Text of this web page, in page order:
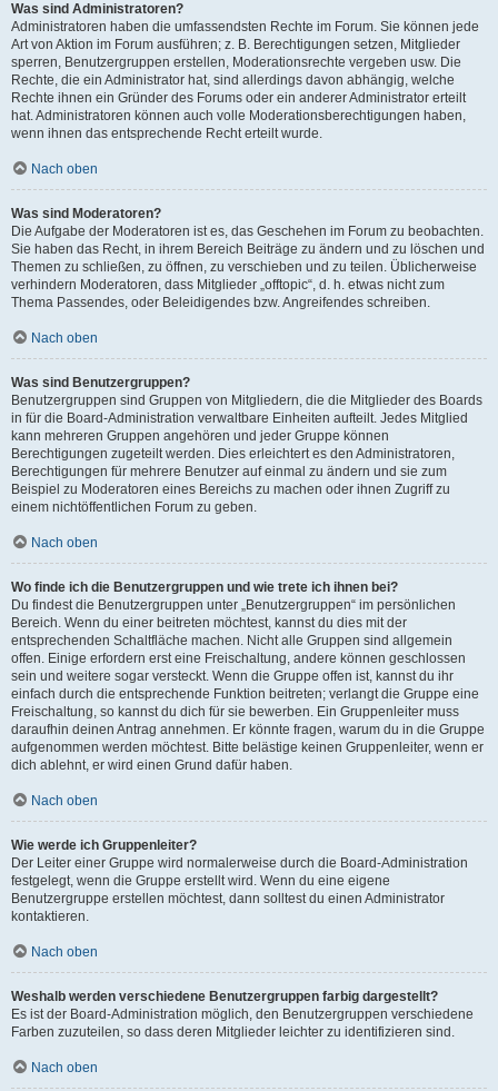
Was sind Administratoren?
Administratoren haben die umfassendsten Rechte im Forum. Sie können jede
Art von Aktion im Forum ausführen; z. B. Berechtigungen setzen, Mitglieder
sperren, Benutzergruppen erstellen, Moderationsrechte vergeben usw. Die
Rechte, die ein Administrator hat, sind allerdings davon abhängig, welche
Rechte ihnen ein Gründer des Forums oder ein anderer Administrator erteilt
hat. Administratoren können auch volle Moderationsberechtigungen haben,
wenn ihnen das entsprechende Recht erteilt wurde.
Nach oben
Was sind Moderatoren?
Die Aufgabe der Moderatoren ist es, das Geschehen im Forum zu beobachten.
Sie haben das Recht, in ihrem Bereich Beiträge zu ändern und zu löschen und
Themen zu schließen, zu öffnen, zu verschieben und zu teilen. Üblicherweise
verhindern Moderatoren, dass Mitglieder „offtopic“, d. h. etwas nicht zum
Thema Passendes, oder Beleidigendes bzw. Angreifendes schreiben.
Nach oben
Was sind Benutzergruppen?
Benutzergruppen sind Gruppen von Mitgliedern, die die Mitglieder des Boards
in für die Board-Administration verwaltbare Einheiten aufteilt. Jedes Mitglied
kann mehreren Gruppen angehören und jeder Gruppe können
Berechtigungen zugeteilt werden. Dies erleichtert es den Administratoren,
Berechtigungen für mehrere Benutzer auf einmal zu ändern und sie zum
Beispiel zu Moderatoren eines Bereichs zu machen oder ihnen Zugriff zu
einem nichtöffentlichen Forum zu geben.
Nach oben
Wo finde ich die Benutzergruppen und wie trete ich ihnen bei?
Du findest die Benutzergruppen unter „Benutzergruppen“ im persönlichen
Bereich. Wenn du einer beitreten möchtest, kannst du dies mit der
entsprechenden Schaltfläche machen. Nicht alle Gruppen sind allgemein
offen. Einige erfordern erst eine Freischaltung, andere können geschlossen
sein und weitere sogar versteckt. Wenn die Gruppe offen ist, kannst du ihr
einfach durch die entsprechende Funktion beitreten; verlangt die Gruppe eine
Freischaltung, so kannst du dich für sie bewerben. Ein Gruppenleiter muss
daraufhin deinen Antrag annehmen. Er könnte fragen, warum du in die Gruppe
aufgenommen werden möchtest. Bitte belästige keinen Gruppenleiter, wenn er
dich ablehnt, er wird einen Grund dafür haben.
Nach oben
Wie werde ich Gruppenleiter?
Der Leiter einer Gruppe wird normalerweise durch die Board-Administration
festgelegt, wenn die Gruppe erstellt wird. Wenn du eine eigene
Benutzergruppe erstellen möchtest, dann solltest du einen Administrator
kontaktieren.
Nach oben
Weshalb werden verschiedene Benutzergruppen farbig dargestellt?
Es ist der Board-Administration möglich, den Benutzergruppen verschiedene
Farben zuzuteilen, so dass deren Mitglieder leichter zu identifizieren sind.
Nach oben